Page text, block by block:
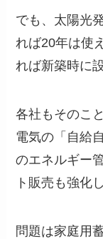
でも、太陽光
れば20年は使
れば新築時に
各社もそのこ
電気の「自給
のエネルギー
ト販売も強化
問題は家庭用